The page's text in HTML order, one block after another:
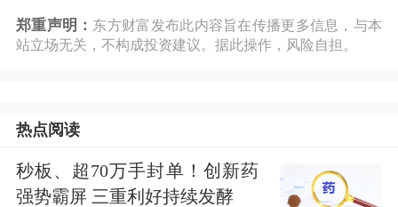
外储中非美元资产价格上涨是规模上升
主要原因 未来外储规模有望保持基本
稳定
郑重声明： 东方财富发布此内容旨在传播更多信息，与本
站立场无关，不构成投资建议。据此操作，风险自担。
热点阅读
秒板、超70万手封单！创新药
强势霸屏 三重利好持续发酵